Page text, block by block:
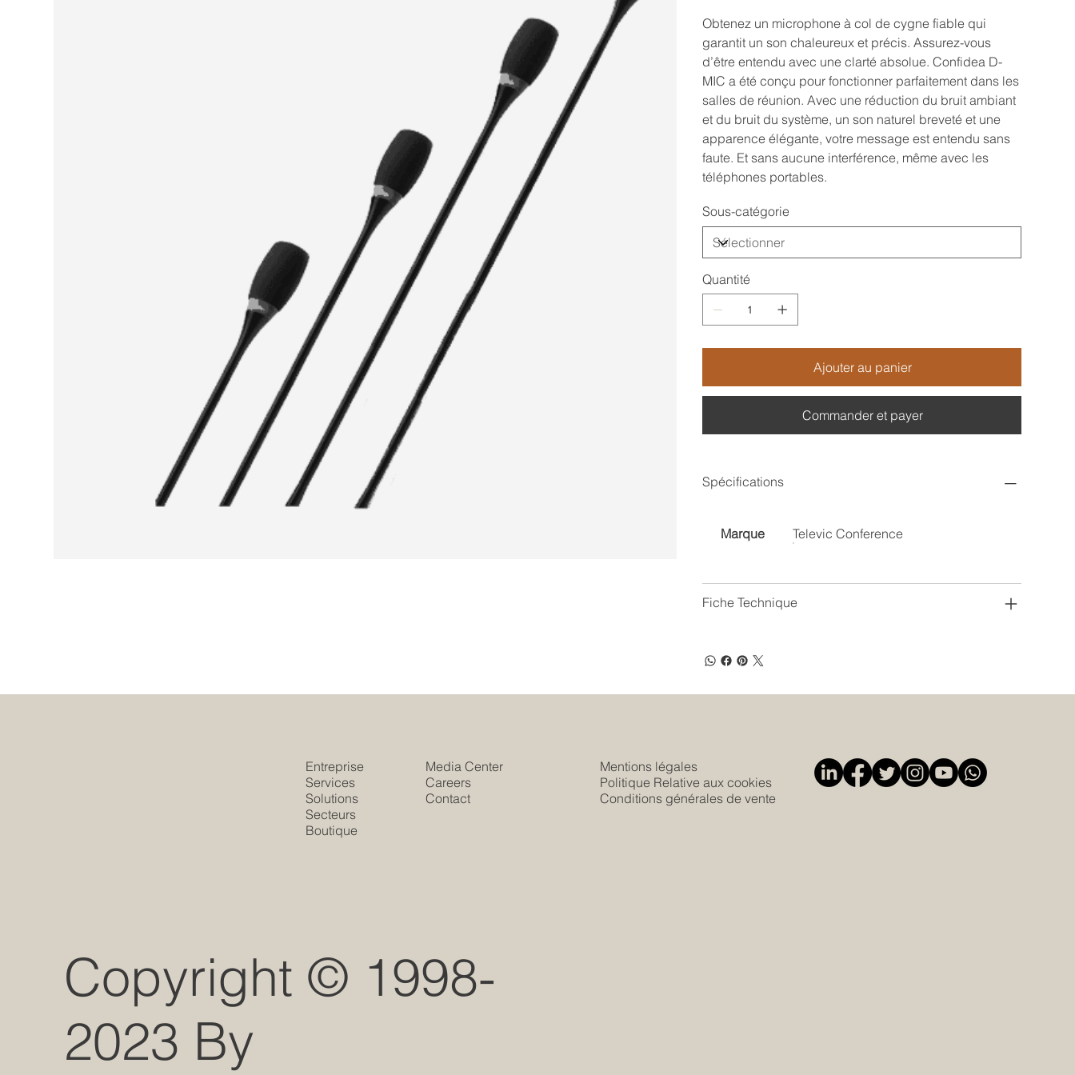
Obtenez un microphone à col de cygne fiable qui
garantit un son chaleureux et précis. Assurez-vous
d’être entendu avec une clarté absolue. Confidea D-
MIC a été conçu pour fonctionner parfaitement dans les
salles de réunion. Avec une réduction du bruit ambiant
et du bruit du système, un son naturel breveté et une
apparence élégante, votre message est entendu sans
faute. Et sans aucune interférence, même avec les
téléphones portables.
Sous-catégorie
Quantité
Ajouter au panier
Commander et payer
Spécifications
Marque Televic Conference
Fiche Technique
Copyright © 1998-
2023 By
Entreprise
Services
Solutions
Secteurs
Boutique
Media Center
Careers
Contact
Mentions légales
Politique Relative aux cookies
Conditions générales de vente